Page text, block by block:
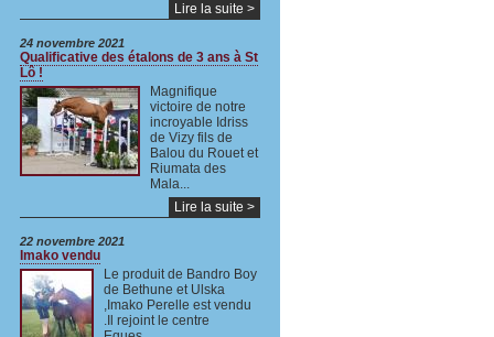
Lire la suite >
24 novembre 2021
Qualificative des étalons de 3 ans à St
Lô !
Magnifique
victoire de notre
incroyable Idriss
de Vizy fils de
Balou du Rouet et
Riumata des
Mala...
Lire la suite >
22 novembre 2021
Imako vendu
Le produit de Bandro Boy
de Bethune et Ulska
,Imako Perelle est vendu
.Il rejoint le centre